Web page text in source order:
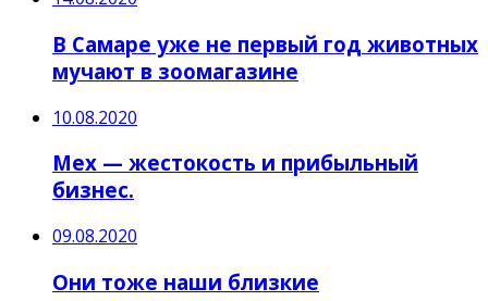
В Самаре уже не первый год животных
мучают в зоомагазине
10.08.2020
Мех — жестокость и прибыльный
бизнес.
09.08.2020
Они тоже наши близкие